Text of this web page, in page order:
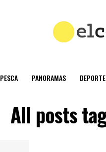
PESCA PANORAMAS
All posts